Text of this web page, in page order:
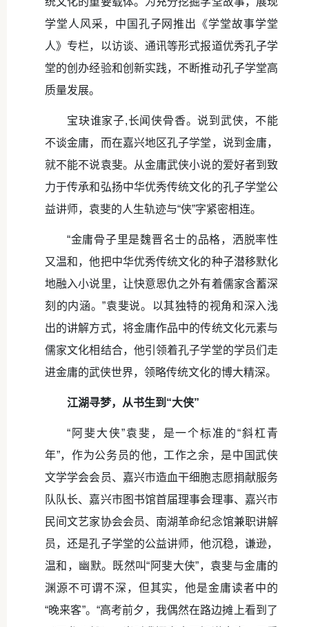
学堂人风采，中国孔子网推出《学堂故事学堂
人》专栏，以访谈、通讯等形式报道优秀孔子学
堂的创办经验和创新实践，不断推动孔子学堂高
质量发展。
宝玦谁家子,长闻侠骨香。说到武侠，不能
不谈金庸，而在嘉兴地区孔子学堂，说到金庸，
就不能不说袁斐。从金庸武侠小说的爱好者到致
力于传承和弘扬中华优秀传统文化的孔子学堂公
益讲师，袁斐的人生轨迹与“侠”字紧密相连。
“金庸骨子里是魏晋名士的品格，洒脱率性
又温和，他把中华优秀传统文化的种子潜移默化
地融入小说里，让快意恩仇之外有着儒家含蓄深
刻的内涵。”袁斐说。以其独特的视角和深入浅
出的讲解方式，将金庸作品中的传统文化元素与
儒家文化相结合，他引领着孔子学堂的学员们走
进金庸的武侠世界，领略传统文化的博大精深。
江湖寻梦，从书生到“大侠”
“阿斐大侠”袁斐，是一个标准的“斜杠青
年”，作为公务员的他，工作之余，是中国武侠
文学学会会员、嘉兴市造血干细胞志愿捐献服务
队队长、嘉兴市图书馆首届理事会理事、嘉兴市
民间文艺家协会会员、南湖革命纪念馆兼职讲解
员，还是孔子学堂的公益讲师，他沉稳，谦逊，
温和，幽默。既然叫“阿斐大侠”，袁斐与金庸的
渊源不可谓不深，但其实，他是金庸读者中的
“晚来客”。“高考前夕，我偶然在路边摊上看到了